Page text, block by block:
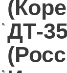
ДТ-35